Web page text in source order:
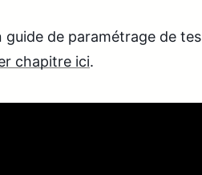
guide de paramétrage de tes
chapitre ici.